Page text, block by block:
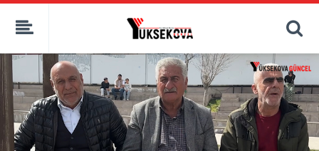
kaçak bahis
deneme bonusu
canlı bahis siteleri
deneme bonusu veren siteler
bahis siteleri
porno izle